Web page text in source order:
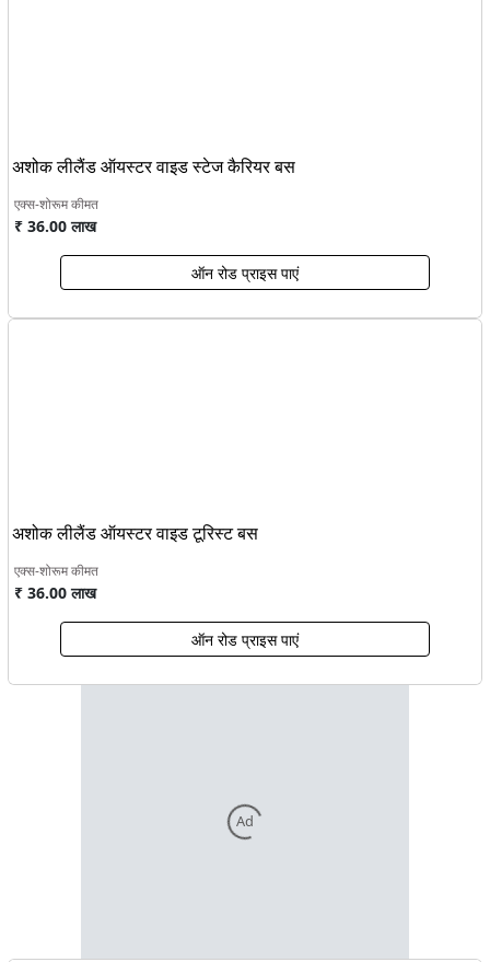
अशोक लीलैंड ऑयस्टर वाइड स्टेज कैरियर बस
एक्स-शोरूम कीमत
₹ 36.00 लाख
ऑन रोड प्राइस पाएं
अशोक लीलैंड ऑयस्टर वाइड टूरिस्ट बस
एक्स-शोरूम कीमत
₹ 36.00 लाख
ऑन रोड प्राइस पाएं
Ad